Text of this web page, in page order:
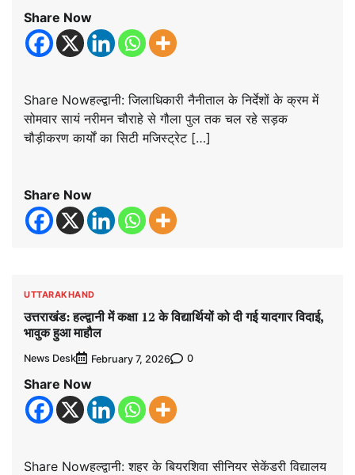
Share Now
Share Nowहल्द्वानी: जिलाधिकारी नैनीताल के निर्देशों के क्रम में
सोमवार सायं नरीमन चौराहे से गौला पुल तक चल रहे सड़क
चौड़ीकरण कार्यों का सिटी मजिस्ट्रेट […]
Share Now
UTTARAKHAND
उत्तराखंड: हल्द्वानी में कक्षा 12 के विद्यार्थियों को दी गई यादगार विदाई,
भावुक हुआ माहौल
News Desk February 7, 2026 0
Share Now
Share Nowहल्द्वानी: शहर के बियरशिवा सीनियर सेकेंडरी विद्यालय